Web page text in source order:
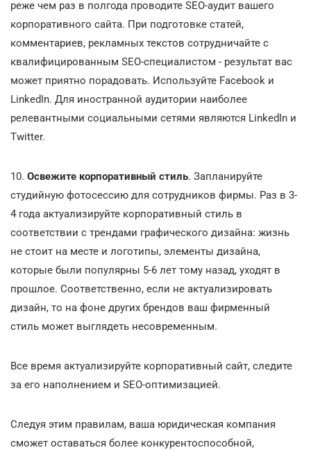
реже чем раз в полгода проводите SEO-аудит вашего
корпоративного сайта. При подготовке статей,
комментариев, рекламных текстов сотрудничайте с
квалифицированным SEO-специалистом - результат вас
может приятно порадовать. Используйте Facebook и
LinkedIn. Для иностранной аудитории наиболее
релевантными социальными сетями являются LinkedIn и
Twitter.
10. Освежите корпоративный стиль. Запланируйте
студийную фотосессию для сотрудников фирмы. Раз в 3-
4 года актуализируйте корпоративный стиль в
соответствии с трендами графического дизайна: жизнь
не стоит на месте и логотипы, элементы дизайна,
которые были популярны 5-6 лет тому назад, уходят в
прошлое. Соответственно, если не актуализировать
дизайн, то на фоне других брендов ваш фирменный
стиль может выглядеть несовременным.
Все время актуализируйте корпоративный сайт, следите
за его наполнением и SEO-оптимизацией.
Следуя этим правилам, ваша юридическая компания
сможет оставаться более конкурентоспособной,